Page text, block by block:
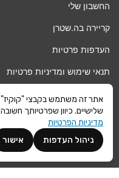
החשבון שלי
קריירה בה.שטרן
העדפות פרטיות
תנאי שימוש ומדיניות פרטיות
החלפה/החזרה/ביטול עסקה
אחריות
משלוחים
קרא עוד
אתר זה משתמש בקבצי
שלישיים. כיוון שפרטיותך
מדיניות הפרטיות
אישור
ניהול העדפות